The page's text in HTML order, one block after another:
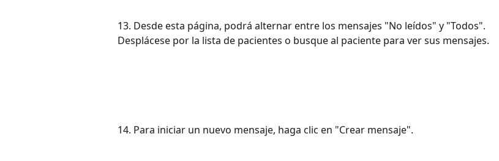
13. Desde esta página, podrá alternar entre los mensajes "No leídos" y "Todos".
Desplácese por la lista de pacientes o busque al paciente para ver sus mensajes.
14. Para iniciar un nuevo mensaje, haga clic en "Crear mensaje".